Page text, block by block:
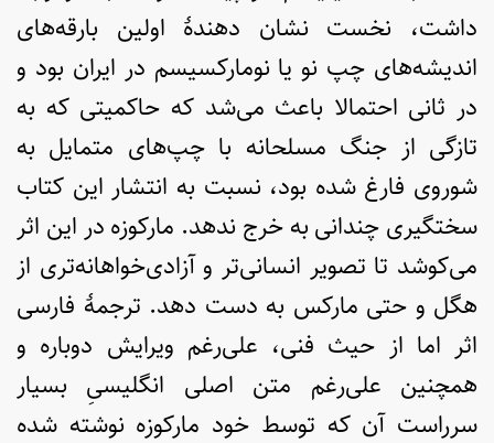
داشت، نخست نشان دهندۀ اولین بارقه‌های
اندیشه‌های چپ نو یا نومارکسیسم در ایران بود و
در ثانی احتمالا باعث می‌شد که حاکمیتی که به
تازگی از جنگ مسلحانه با چپ‌های متمایل به
شوروی فارغ شده بود، نسبت به انتشار این کتاب
سختگیری چندانی به خرج ندهد. مارکوزه در این اثر
می‌کوشد تا تصویر انسانی‌تر و آزادی‌خواهانه‌تری از
هگل و حتی مارکس به دست دهد. ترجمۀ فارسی
اثر اما از حیث فنی، علی‌رغم ویرایش دوباره و
همچنین علی‌رغم متن اصلی انگلیسیِ بسیار
سرراست آن که توسط خود مارکوزه نوشته شده